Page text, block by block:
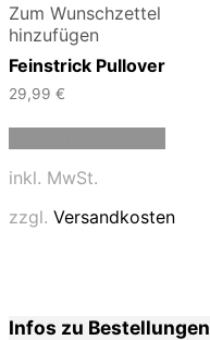
Zum Wunschzettel
hinzufügen
Feinstrick Pullover
29,99 €
auf.
inkl. MwSt.
zzgl. Versandkosten
Infos zu Bestellungen